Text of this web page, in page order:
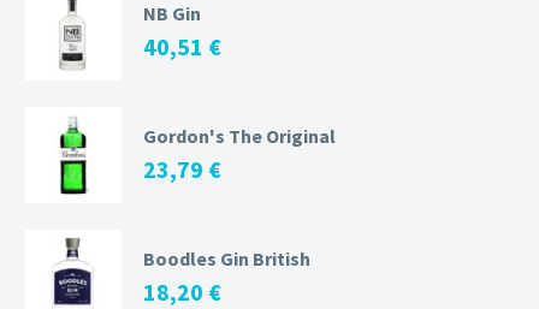
NB Gin
40,51 €
Gordon's The Original
23,79 €
Boodles Gin British
18,20 €